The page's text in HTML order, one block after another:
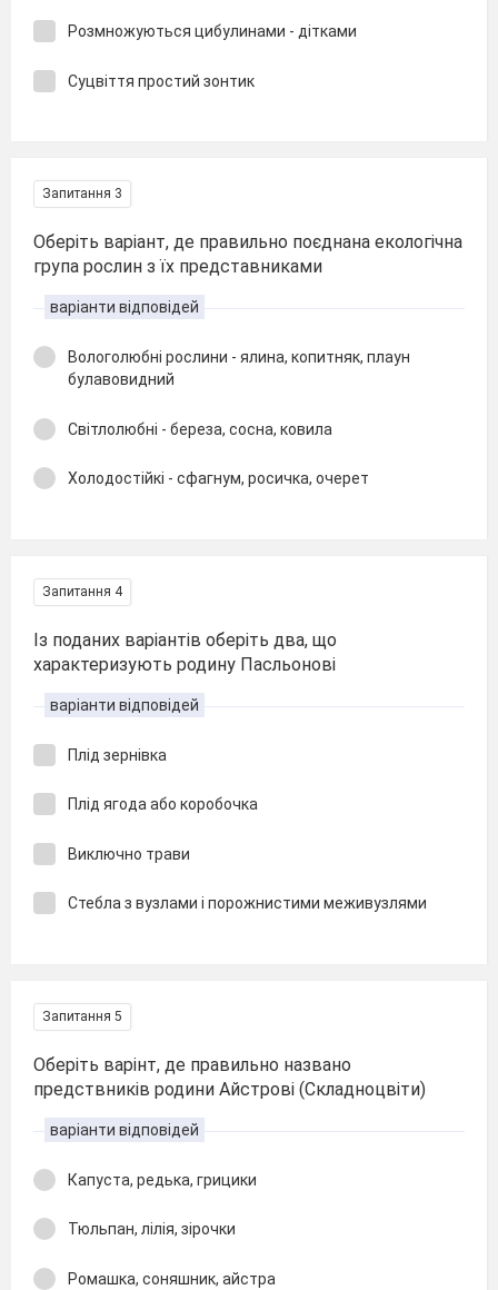
Розмножуються цибулинами - дітками
Суцвіття простий зонтик
Запитання 3
Оберіть варіант, де правильно поєднана екологічна
група рослин з їх представниками
варіанти відповідей
Вологолюбні рослини - ялина, копитняк, плаун
булавовидний
Світлолюбні - береза, сосна, ковила
Холодостійкі - сфагнум, росичка, очерет
Запитання 4
Із поданих варіантів оберіть два, що
характеризують родину Пасльонові
варіанти відповідей
Плід зернівка
Плід ягода або коробочка
Виключно трави
Стебла з вузлами і порожнистими меживузлями
Запитання 5
Оберіть варінт, де правильно названо
предствників родини Айстрові (Складноцвіти)
варіанти відповідей
Капуста, редька, грицики
Тюльпан, лілія, зірочки
Ромашка, соняшник, айстра